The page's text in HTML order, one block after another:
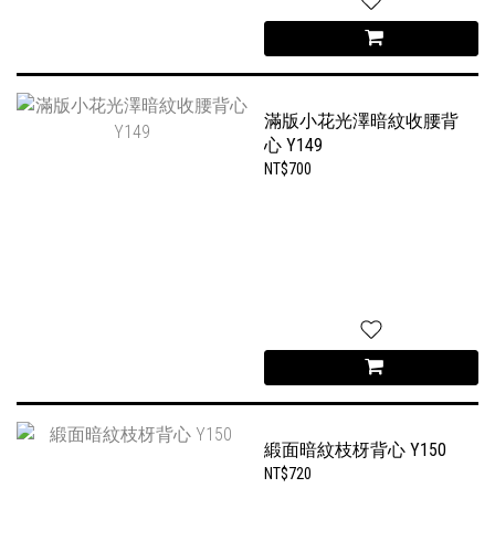
滿版小花光澤暗紋收腰背
心 Y149
NT$700
緞面暗紋枝枒背心 Y150
NT$720